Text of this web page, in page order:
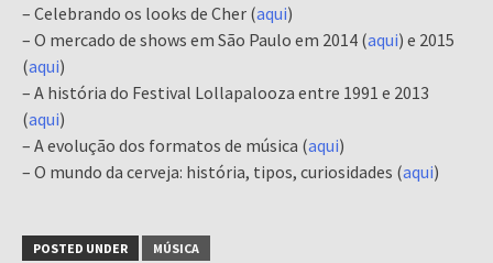
– Celebrando os looks de Cher (aqui)
– O mercado de shows em São Paulo em 2014 (aqui) e 2015
(aqui)
– A história do Festival Lollapalooza entre 1991 e 2013
(aqui)
– A evolução dos formatos de música (aqui)
– O mundo da cerveja: história, tipos, curiosidades (aqui)
POSTED UNDER MÚSICA